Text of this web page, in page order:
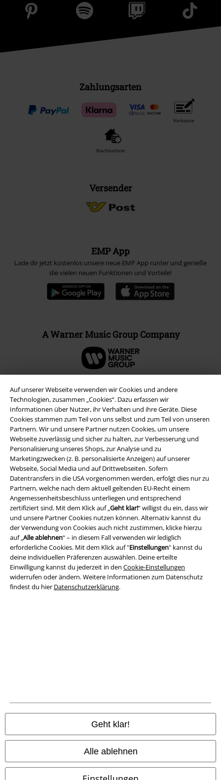
Auf unserer Webseite verwenden wir Cookies und andere
Technologien, zusammen „Cookies“. Dazu erfassen wir
Informationen über Nutzer, ihr Verhalten und ihre Geräte. Diese
Cookies stammen zum Teil von uns selbst und zum Teil von unseren
Partnern. Wir und unsere Partner nutzen Cookies, um unsere
Webseite zuverlässig und sicher zu halten, zur Verbesserung und
Personalisierung unseres Shops, zur Analyse und zu
Marketingzwecken (z. B. personalisierte Anzeigen) auf unserer
Webseite, Social Media und auf Drittwebseiten. Sofern
Datentransfers in die USA vorgenommen werden, erfolgt dies nur zu
Partnern, welche nach dem aktuell geltenden EU-Recht einem
Angemessenheitsbeschluss unterliegen und entsprechend
zertifiziert sind. Mit dem Klick auf „Geht klar!“ willigst du ein, dass wir
und unsere Partner Cookies nutzen können. Alternativ kannst du
der Verwendung von Cookies auch nicht zustimmen, klicke hierzu
auf „Alle ablehnen“ – in diesem Fall verwenden wir lediglich
erforderliche Cookies. Mit dem Klick auf "Einstellungen" kannst du
deine individuellen Präferenzen auswählen. Deine erteilte
Einwilligung kannst du jederzeit in den Cookie-Einstellungen
widerrufen oder ändern. Weitere Informationen zum Datenschutz
findest du hier Datenschutzerklärung.
Geht klar!
Alle ablehnen
Zahlungsarten
Vorkasse
Nachnahme
Versender
EMP App
Lade dir jetzt kostenlos unsere neue EMP App runter und genieße
die vielen neuen Funktionen und Vorteile!
A Warner Music Group Company
Rechtliches
AGB
Impressum
Datenschutz
Entsorgung und Umweltschutz
Konformitätserklärung
EMP Online Shops
EMP International